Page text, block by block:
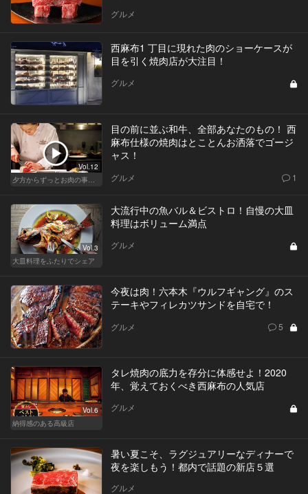
グルメ
西麻布1 丁目に現れた肉のショーケースが
目を引く焼肉店が大注目！
グルメ
Vol.12
目の前に並ぶ和牛、全部あなたのもの！ 西
麻布仕様の焼肉はとことんお洒落でゴージ
ャス！
グルメ 1
Vol.3
大皿料理をふたりでシェア
大流行中の魚バル＆ビストロ！自慢の大皿
料理はボリューム満点
グルメ
今夜は肉！六本木『ウルフギャング』のス
テーキやフィレカツサンドを自宅で！
グルメ 5
Vol.6
納得感のある高級店
タレ焼肉の底力を存分に体感せよ！2020
年、覚えておくべき西麻布の人気店
グルメ
暑い夏こそ、ラグジュアリーなディナーで
夜を楽しもう！都内で話題の新店５選
グルメ